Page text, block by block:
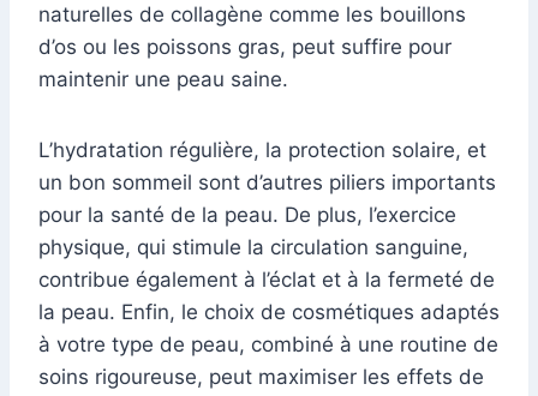
naturelles de collagène comme les bouillons
d’os ou les poissons gras, peut suffire pour
maintenir une peau saine.
L’hydratation régulière, la protection solaire, et
un bon sommeil sont d’autres piliers importants
pour la santé de la peau. De plus, l’exercice
physique, qui stimule la circulation sanguine,
contribue également à l’éclat et à la fermeté de
la peau. Enfin, le choix de cosmétiques adaptés
à votre type de peau, combiné à une routine de
soins rigoureuse, peut maximiser les effets de